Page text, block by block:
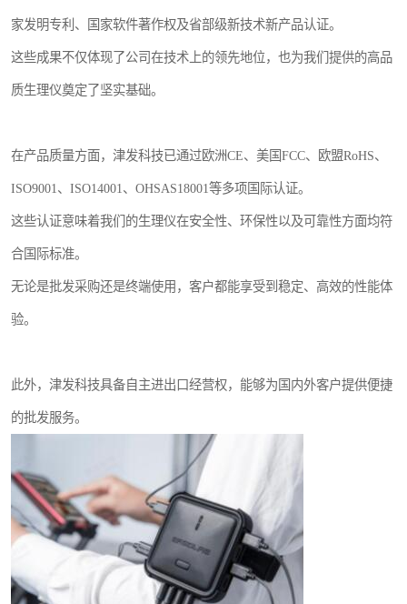
家发明专利、国家软件著作权及省部级新技术新产品认证。
这些成果不仅体现了公司在技术上的领先地位，也为我们提供的高品
质生理仪奠定了坚实基础。
在产品质量方面，津发科技已通过欧洲CE、美国FCC、欧盟RoHS、
ISO9001、ISO14001、OHSAS18001等多项国际认证。
这些认证意味着我们的生理仪在安全性、环保性以及可靠性方面均符
合国际标准。
无论是批发采购还是终端使用，客户都能享受到稳定、高效的性能体
验。
此外，津发科技具备自主进出口经营权，能够为国内外客户提供便捷
的批发服务。